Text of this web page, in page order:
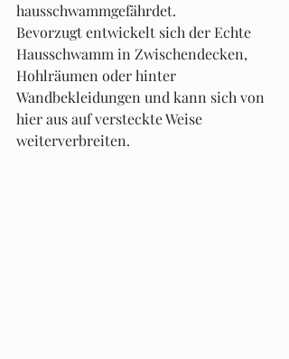
hausschwammgefährdet.
Bevorzugt entwickelt sich der Echte
Hausschwamm in Zwischendecken,
Hohlräumen oder hinter
Wandbekleidungen und kann sich von
hier aus auf versteckte Weise
weiterverbreiten.